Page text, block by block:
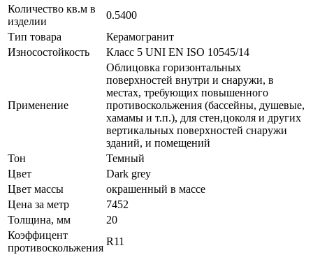
Количество кв.м в
изделии
0.5400
Тип товара
Керамогранит
Износостойкость
Класс 5 UNI EN ISO 10545/14
Применение
Облицовка горизонтальных
поверхностей внутри и снаружи, в
местах, требующих повышенного
противоскольжения (бассейны, душевые,
хамамы и т.п.), для стен,цоколя и других
вертикальных поверхностей снаружи
зданий, и помещений
Тон
Темный
Цвет
Dark grey
Цвет массы
окрашенный в массе
Цена за метр
7452
Толщина, мм
20
Коэффицент
противоскольжения
R11